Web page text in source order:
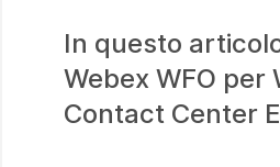
In questo
Webex WFO
Contact Center